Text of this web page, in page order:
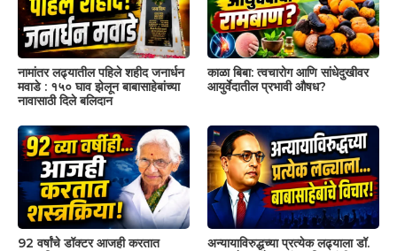
नामांतर लढ्यातील पहिले शहीद जनार्धन
मवाडे : १५० घाव झेलून बाबासाहेबांच्या
नावासाठी दिले बलिदान
काळा बिबा: त्वचारोग आणि सांधेदुखीवर
आयुर्वेदातील प्रभावी औषध?
92 वर्षांचे डॉक्टर आजही करतात
अन्यायाविरुद्धच्या प्रत्येक लढ्याला डॉ.